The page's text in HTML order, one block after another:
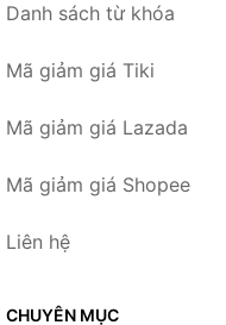
Danh sách từ khóa
Mã giảm giá Tiki
Mã giảm giá Lazada
Mã giảm giá Shopee
Liên hệ
CHUYÊN MỤC